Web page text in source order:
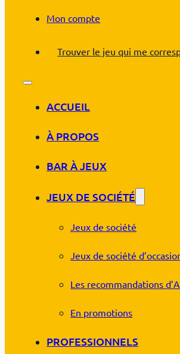
Mon compte
Trouver le jeu qui me
ACCUEIL
À PROPOS
BAR À JEUX
JEUX DE SOCIÉTÉ
Jeux de société
Jeux de société
Les recommandations
En promotions
PROFESSIONNELS